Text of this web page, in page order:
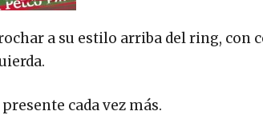
a su estilo arriba del ring, con
cada vez más.